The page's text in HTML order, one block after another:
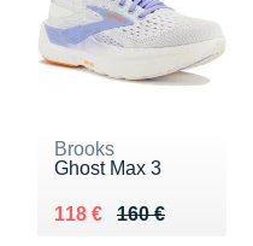
Brooks
Ghost Max 3
160 €
Au lieu de 160 €
118 €
Vendu 118 €